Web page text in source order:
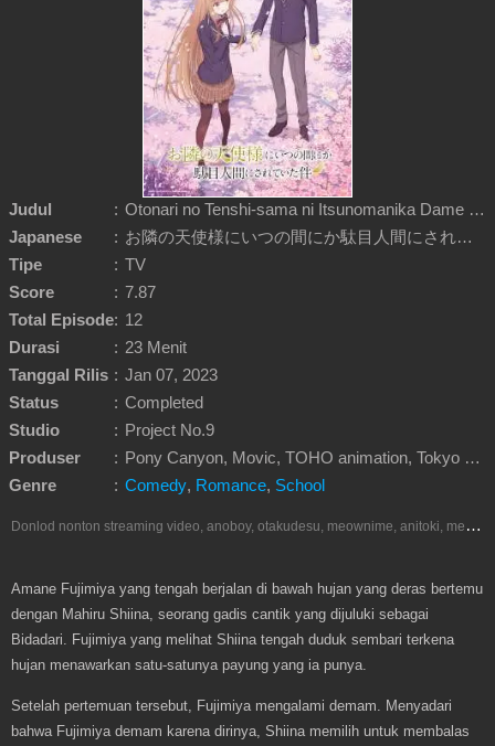
Judul :
Otonari no Tenshi-sama ni Itsunomanika Dame Ningen ni Sareteita Ken
Japanese
:
お隣の天使様にいつの間にか駄目人間にされていた件
Tipe
: TV
Score
: 7.87
Total Episode: 12
Durasi
: 23 Menit
Tanggal Rilis : Jan 07, 2023
Status
: Completed
Studio
: Project No.9
Produser
:
Pony Canyon, Movic, TOHO animation, Tokyo MX, Good Smile Company, Pia, SB Creative
Genre
: Comedy, Romance, School
D
onlod nonton streaming video, anoboy, otakudesu, meownime, anitoki, meguminime, melody, oploverz, anoboy, nimegami, unduh, riie net, drivenime, myanimelist, MAL, kusonime, neonime, bstation, maxnime, animeindo, Netflix, crunchyroll, neonime, samehadaku, streaming, otakupoi, awsubs, anibatch, anikyojin, nekonime, kurogaze, zippyshare, vidio google drive, Muse Indonesia, iQIYI, Viu, Ani-One Asia, Animenonton, Otaku desu, Mangaku, Anibatch,Vidio, Genflix, Amazon Prime Video, Terlengkap Google Drive 240p, 3GP, Muse Indonesia.
Amane Fujimiya yang tengah berjalan di bawah hujan yang deras bertemu
dengan Mahiru Shiina, seorang gadis cantik yang dijuluki sebagai
Bidadari. Fujimiya yang melihat Shiina tengah duduk sembari terkena
hujan menawarkan satu-satunya payung yang ia punya.
Setelah pertemuan tersebut, Fujimiya mengalami demam. Menyadari
bahwa Fujimiya demam karena dirinya, Shiina memilih untuk membalas